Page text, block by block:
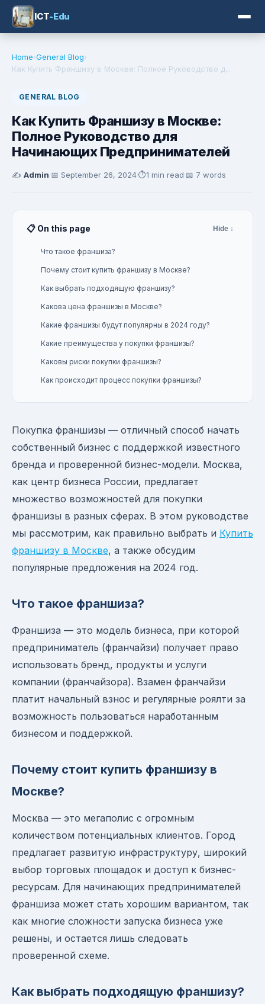
ICT-Edu
Home›General Blog›
Как Купить Франшизу в Москве: Полное Руководство д...
GENERAL BLOG
Как Купить Франшизу в Москве:
Полное Руководство для
Начинающих Предпринимателей
✍️ Admin·📅 September 26, 2024·⏱️1 min read·📖 7 words
📋 On this page Hide ↓
Что такое франшиза?
Почему стоит купить франшизу в Москве?
Как выбрать подходящую франшизу?
Какова цена франшизы в Москве?
Какие франшизы будут популярны в 2024 году?
Какие преимущества у покупки франшизы?
Каковы риски покупки франшизы?
Как происходит процесс покупки франшизы?
Покупка франшизы — отличный способ начать
собственный бизнес с поддержкой известного
бренда и проверенной бизнес-модели. Москва,
как центр бизнеса России, предлагает
множество возможностей для покупки
франшизы в разных сферах. В этом руководстве
мы рассмотрим, как правильно выбрать и Купить
франшизу в Москве, а также обсудим
популярные предложения на 2024 год.
Что такое франшиза?
Франшиза — это модель бизнеса, при которой
предприниматель (франчайзи) получает право
использовать бренд, продукты и услуги
компании (франчайзора). Взамен франчайзи
платит начальный взнос и регулярные роялти за
возможность пользоваться наработанным
бизнесом и поддержкой.
Почему стоит купить франшизу в
Москве?
Москва — это мегаполис с огромным
количеством потенциальных клиентов. Город
предлагает развитую инфраструктуру, широкий
выбор торговых площадок и доступ к бизнес-
ресурсам. Для начинающих предпринимателей
франшиза может стать хорошим вариантом, так
как многие сложности запуска бизнеса уже
решены, и остается лишь следовать
проверенной схеме.
Как выбрать подходящую франшизу?